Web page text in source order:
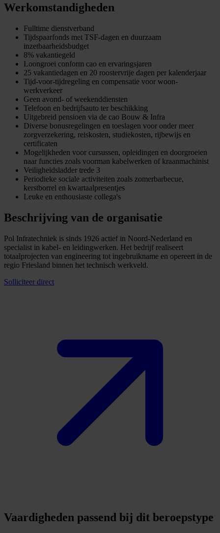
Werkomstandigheden
Fulltime dienstverband
Tijdspaarfonds met TSF-dagen en duurzaam
inzetbaarheidsbudget
8% vakantiegeld
Loongroei conform cao en ervaringsjaren
25 vakantiedagen en 20 roostervrije dagen per kalenderjaar
Tijd-voor-tijdregeling en compensatie voor woon-
werkverkeer
Geen avond- of weekenddiensten
Telefoon en bedrijfsauto ter beschikking
Uitgebreid pensioen via de cao Bouw & Infra
Diverse bonusregelingen en toeslagen voor onder meer
zorgverzekering, reiskosten, studiekosten, rijbewijs en
certificaten
Mogelijkheden voor cursussen, opleidingen en doorgroeien
naar functies zoals voorman kabelwerken of kraanmachinist
Veiligheidsladder trede 3
Periodieke sociale activiteiten zoals zomerbarbecue,
kerstborrel en kwartaalpresentjes
Leuke en enthousiaste collega's
Beschrijving van de organisatie
Pol Infratechniek is sinds 1926 actief in Noord-Nederland en
specialist in kabel- en leidingwerken. Het bedrijf realiseert
totaalprojecten van engineering tot ingebruikname en opereert in de
regio Friesland binnen het technisch werkveld.
Solliciteer direct
Vaardigheden passend bij dit beroepstype